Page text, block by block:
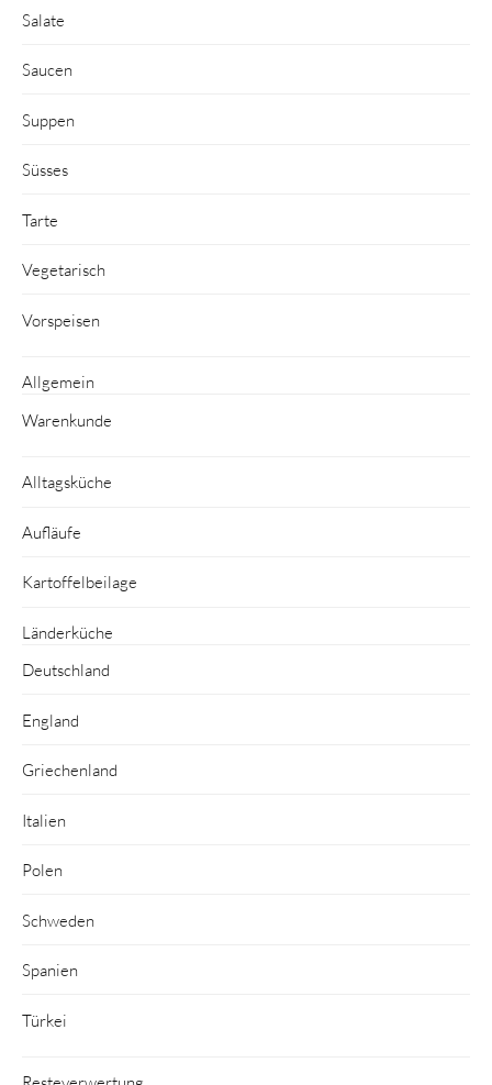
Salate
Saucen
Suppen
Süsses
Tarte
Vegetarisch
Vorspeisen
Allgemein
Warenkunde
Alltagsküche
Aufläufe
Kartoffelbeilage
Länderküche
Deutschland
England
Griechenland
Italien
Polen
Schweden
Spanien
Türkei